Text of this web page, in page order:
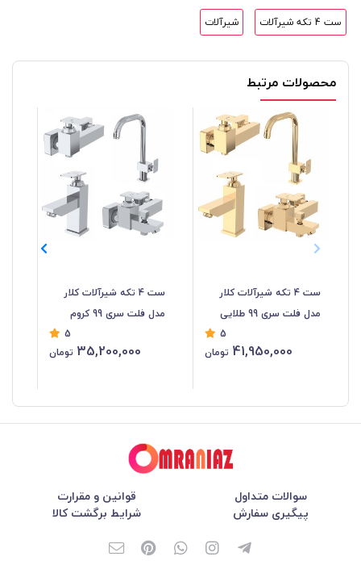
ست 4 تکه شیرآلات شیرآلات
محصولات مرتبط
ست 4 تکه شیرآلات کلار
مدل فلت سری 99 طلایی
5
41,950,000 تومان
ست 4 تکه شیرآلات کلار
مدل فلت سری 99 کروم
5
35,200,000 تومان
سوالات متداول
قوانین و مقرارت
پیگیری سفارش
شرایط برگشت کالا